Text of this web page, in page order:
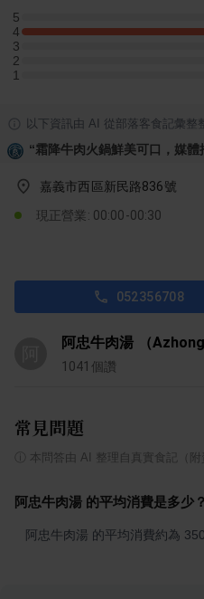
5
5 星：0 則評論
4
4 星：2 則評論
3
3 星：0 則評論
2
2 星：0 則評論
1
1 星：0 則評論
以下資訊由 AI 從部落客食記彙整
“霜降牛肉火鍋鮮美可口，媒體
嘉義市西區新民路836號
現正營業: 00:00-00:30
052356708
阿忠牛肉湯 （
1041 個讚
常見問題
本問答由 AI 整理自真實食記（附
阿忠牛肉湯 的平均消費是多少？
阿忠牛肉湯 的平均消費約為 350